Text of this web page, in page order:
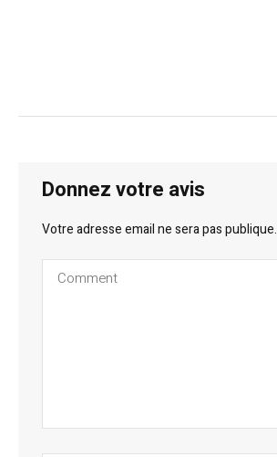
Donnez votre avis
Votre adresse email ne sera pas publique.